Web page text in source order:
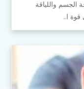
الجسم واللياقة
قوة ا…